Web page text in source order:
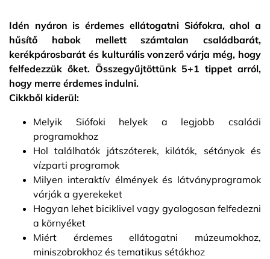
Idén nyáron is érdemes ellátogatni Siófokra, ahol a
hűsítő habok mellett számtalan családbarát,
kerékpárosbarát és kulturális vonzerő várja még, hogy
felfedezzük őket. Összegyűjtöttünk 5+1 tippet arról,
hogy merre érdemes indulni.
Cikkből kiderül:
Melyik Siófoki helyek a legjobb családi
programokhoz
Hol találhatók játszóterek, kilátók, sétányok és
vízparti programok
Milyen interaktív élmények és látványprogramok
várják a gyerekeket
Hogyan lehet biciklivel vagy gyalogosan felfedezni
a környéket
Miért érdemes ellátogatni múzeumokhoz,
miniszobrokhoz és tematikus sétákhoz